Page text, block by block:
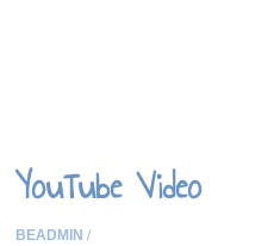
YouTube Video
BEADMIN /